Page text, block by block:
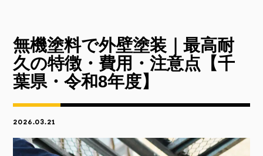
無機塗料で外壁塗装｜最高耐
久の特徴・費用・注意点【千
葉県・令和8年度】
2026.03.21